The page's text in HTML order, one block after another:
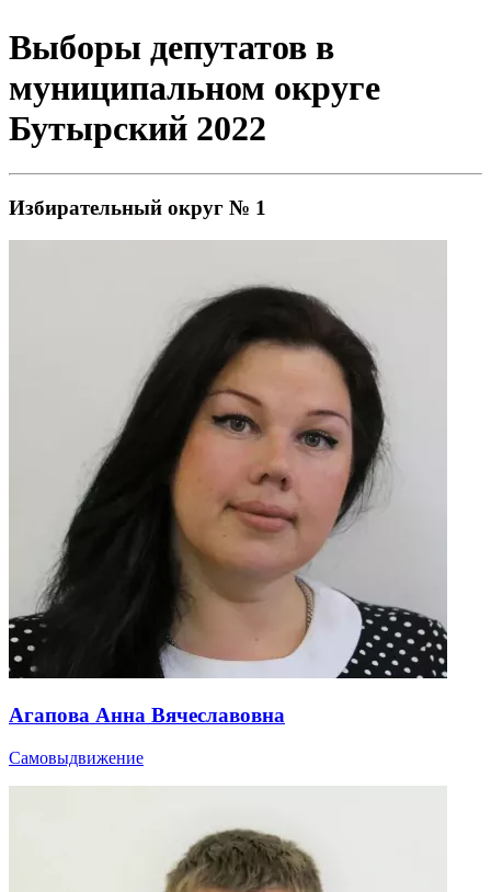
Выборы депутатов в
муниципальном округе
Бутырский 2022
Избирательный округ № 1
Агапова Анна Вячеславовна
Самовыдвижение